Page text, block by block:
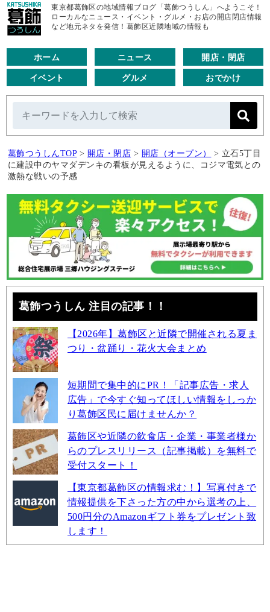
東京都葛飾区の地域情報ブログ「葛飾つうしん」へようこそ！
ローカルなニュース・イベント・グルメ・お店の開店閉店情報
など地元ネタを発信！葛飾区近隣地域の情報も
ホーム ニュース 開店・閉店
イベント グルメ おでかけ
葛飾つうしんTOP > 開店・閉店 > 開店（オープン） > 立石5丁目
に建設中のヤマダデンキの看板が見えるように、コジマ電気との
激熱な戦いの予感
葛飾つうしん 注目の記事！！
【2026年】葛飾区と近隣で開催される夏ま
つり・盆踊り・花火大会まとめ
短期間で集中的にPR！「記事広告・求人
広告」で今すぐ知ってほしい情報をしっか
り葛飾区民に届けませんか？
葛飾区や近隣の飲食店・企業・事業者様か
らのプレスリリース（記事掲載）を無料で
受付スタート！
【東京都葛飾区の情報求む！】写真付きで
情報提供を下さった方の中から選考の上、
500円分のAmazonギフト券をプレゼント致
します！